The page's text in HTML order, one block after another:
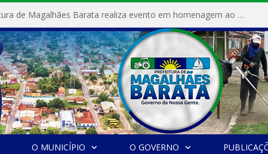
Prefeitura de Magalhães Barata realiza evento em homenagem ao Dia Internacional da Mulher
O MUNICÍPIO O GOVERNO